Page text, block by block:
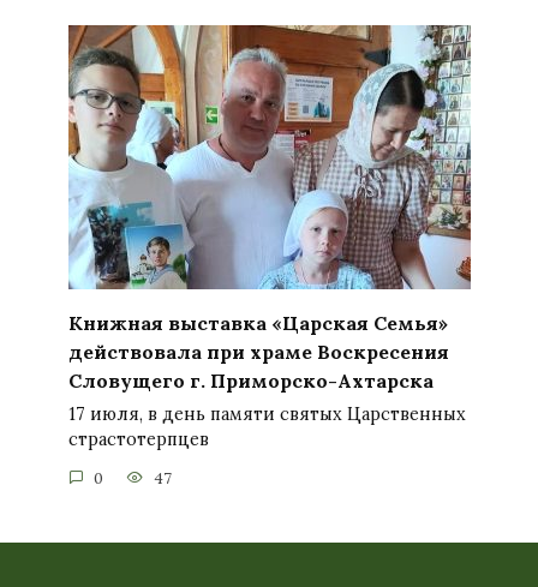
Книжная выставка «Царская Семья»
действовала при храме Воскресения
Словущего г. Приморско-Ахтарска
17 июля, в день памяти святых Царственных
страстотерпцев
0 47